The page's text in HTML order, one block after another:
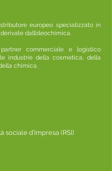
europeo specializzato in
dall’oleochimica.
commerciale e logistico
industrie della cosmetica, della
chimica.
sociale d’impresa (RSI)